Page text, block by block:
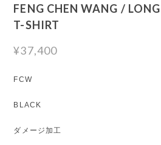
FENG CHEN WANG /
T-SHIRT
¥37,400
FCW
BLACK
ダメージ加工